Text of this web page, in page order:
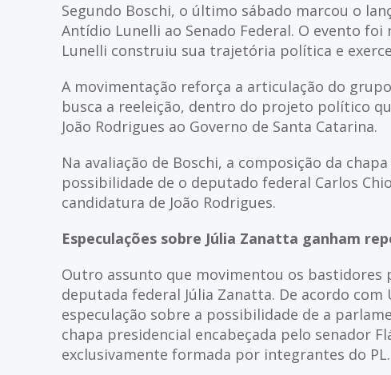
Segundo Boschi, o último sábado marcou o
Antídio Lunelli ao Senado Federal. O evento
Lunelli construiu sua trajetória política e
A movimentação reforça a articulação do
busca a reeleição, dentro do projeto político
João Rodrigues ao Governo de Santa Catarina.
Na avaliação de Boschi, a composição da
possibilidade de o deputado federal Carlos
candidatura de João Rodrigues.
Especulações sobre Júlia Zanatta ganham
Outro assunto que movimentou os bastidores
deputada federal Júlia Zanatta. De acordo com
especulação sobre a possibilidade de a
chapa presidencial encabeçada pelo senador
exclusivamente formada por integrantes do PL.